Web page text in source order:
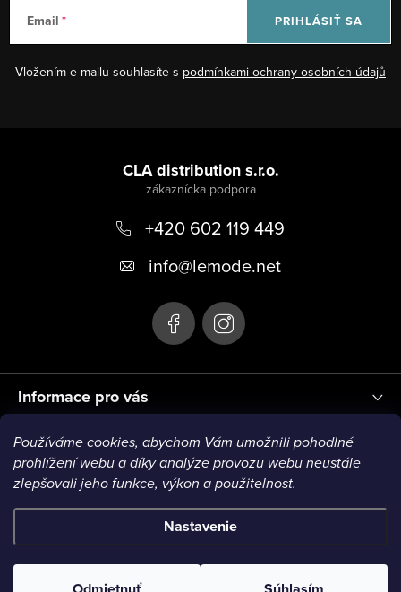
Používáme cookies, abychom Vám umožnili pohodlné
prohlížení webu a díky analýze provozu webu neustále
zlepšovali jeho funkce, výkon a použitelnost.
Nastavenie
Email
Vložením e-mailu souhlasíte s podmínkami ochrany osobních údajů
PRIHLÁSIŤ SA
Informace pro vás
CLA distribution s.r.o.
+420 602 119 449
info@lemode.net
Blog
Copyright 2026Le Mode. Všetky práva vyhradené.